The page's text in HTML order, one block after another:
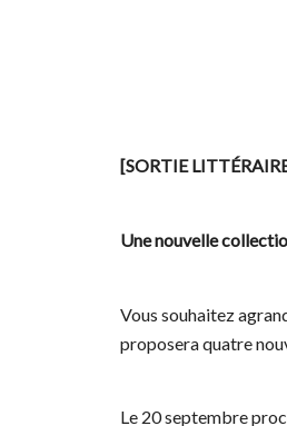
[SORTIE
Une nouvelle
Vous souhaitez
proposera quatre
Le 20 septembre